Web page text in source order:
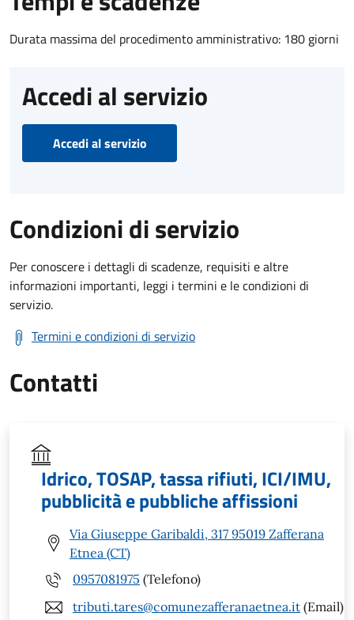
Durata massima del procedimento amministrativo: 180 giorni
Accedi al servizio
Accedi al servizio
Condizioni di servizio
Per conoscere i dettagli di scadenze, requisiti e altre
informazioni importanti, leggi i termini e le condizioni di
servizio.
Termini e condizioni di servizio
Contatti
Idrico, TOSAP, tassa rifiuti, ICI/IMU,
pubblicità e pubbliche affissioni
Via Giuseppe Garibaldi, 317 95019 Zafferana
Etnea (CT)
0957081975 (Telefono)
tributi.tares@comunezafferanaetnea.it (Email)